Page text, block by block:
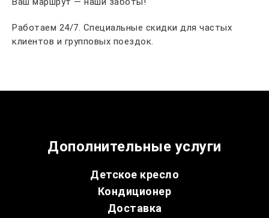
Работаем 24/7. Специальные скидки для частых
клиентов и групповых поездок.
Дополнительные услуги
Детское кресло
Кондиционер
Доставка